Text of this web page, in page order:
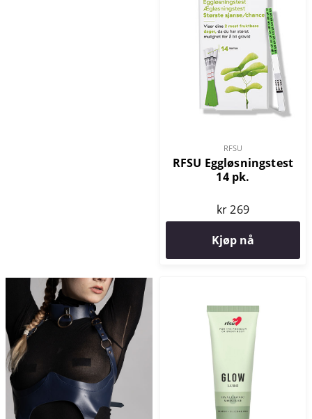
RFSU
RFSU Eggløsningstest
14 pk.
kr 269
Kjøp nå